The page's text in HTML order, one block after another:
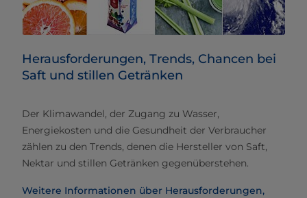
Herausforderungen, Trends, Chancen bei
Saft und stillen Getränken
Der Klimawandel, der Zugang zu Wasser,
Energiekosten und die Gesundheit der Verbraucher
zählen zu den Trends, denen die Hersteller von Saft,
Nektar und stillen Getränken gegenüberstehen.
Weitere Informationen über Herausforderungen,